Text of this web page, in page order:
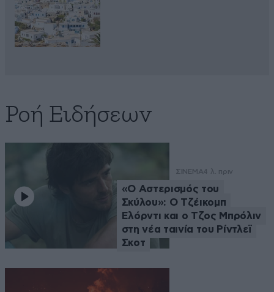
Ροή Ειδήσεων
ΣΙΝΕΜΑ4 λ. πριν
«Ο Αστερισμός του
Σκύλου»: Ο Τζέικομπ
Ελόρντι και ο Τζος Μπρόλιν
στη νέα ταινία του Ρίντλεϊ
Σκοτ